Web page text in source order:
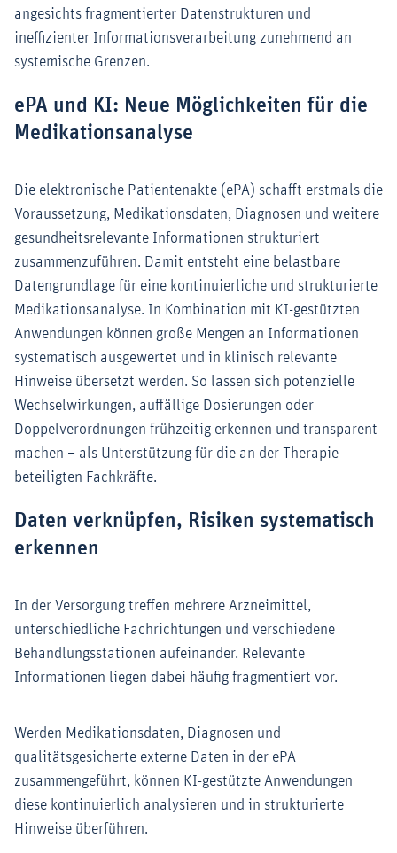
angesichts fragmentierter Datenstrukturen und
ineffizienter Informationsverarbeitung zunehmend an
systemische Grenzen.
ePA und KI: Neue Möglichkeiten für die
Medikationsanalyse
Die elektronische Patientenakte (ePA) schafft erstmals die
Voraussetzung, Medikationsdaten, Diagnosen und weitere
gesundheitsrelevante Informationen strukturiert
zusammenzuführen. Damit entsteht eine belastbare
Datengrundlage für eine kontinuierliche und strukturierte
Medikationsanalyse. In Kombination mit KI-gestützten
Anwendungen können große Mengen an Informationen
systematisch ausgewertet und in klinisch relevante
Hinweise übersetzt werden. So lassen sich potenzielle
Wechselwirkungen, auffällige Dosierungen oder
Doppelverordnungen frühzeitig erkennen und transparent
machen – als Unterstützung für die an der Therapie
beteiligten Fachkräfte.
Daten verknüpfen, Risiken systematisch
erkennen
In der Versorgung treffen mehrere Arzneimittel,
unterschiedliche Fachrichtungen und verschiedene
Behandlungsstationen aufeinander. Relevante
Informationen liegen dabei häufig fragmentiert vor.
Werden Medikationsdaten, Diagnosen und
qualitätsgesicherte externe Daten in der ePA
zusammengeführt, können KI-gestützte Anwendungen
diese kontinuierlich analysieren und in strukturierte
Hinweise überführen.